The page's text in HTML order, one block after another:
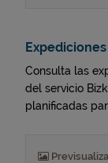
Consulta las
del servicio
planificadas